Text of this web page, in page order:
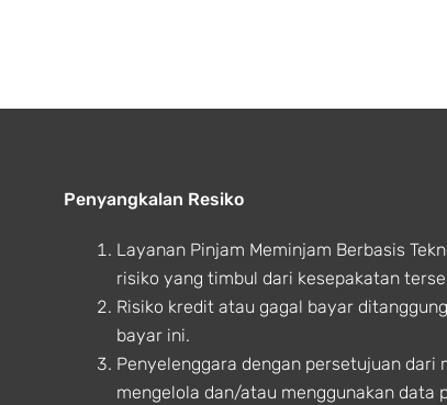
Penyangkalan Resiko
Layanan Pinjam Meminjam Berbasis
risiko yang timbul dari kesepakatan
Risiko kredit atau gagal bayar
bayar ini.
Penyelenggara dengan persetujuan dari
mengelola dan/atau menggunakan data